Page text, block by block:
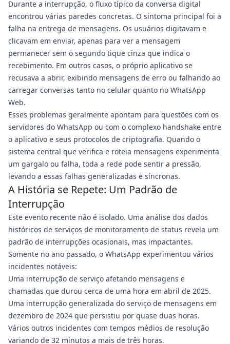
Durante a interrupção, o fluxo típico da conversa digital
encontrou várias paredes concretas. O sintoma principal foi a
falha na entrega de mensagens. Os usuários digitavam e
clicavam em enviar, apenas para ver a mensagem
permanecer sem o segundo tique cinza que indica o
recebimento. Em outros casos, o próprio aplicativo se
recusava a abrir, exibindo mensagens de erro ou falhando ao
carregar conversas tanto no celular quanto no WhatsApp
Web.
Esses problemas geralmente apontam para questões com os
servidores do WhatsApp ou com o complexo handshake entre
o aplicativo e seus protocolos de criptografia. Quando o
sistema central que verifica e roteia mensagens experimenta
um gargalo ou falha, toda a rede pode sentir a pressão,
levando a essas falhas generalizadas e síncronas.
A História se Repete: Um Padrão de
Interrupção
Este evento recente não é isolado. Uma análise dos dados
históricos de serviços de monitoramento de status revela um
padrão de interrupções ocasionais, mas impactantes.
Somente no ano passado, o WhatsApp experimentou vários
incidentes notáveis:
Uma interrupção de serviço afetando mensagens e
chamadas que durou cerca de uma hora em abril de 2025.
Uma interrupção generalizada do serviço de mensagens em
dezembro de 2024 que persistiu por quase duas horas.
Vários outros incidentes com tempos médios de resolução
variando de 32 minutos a mais de três horas.